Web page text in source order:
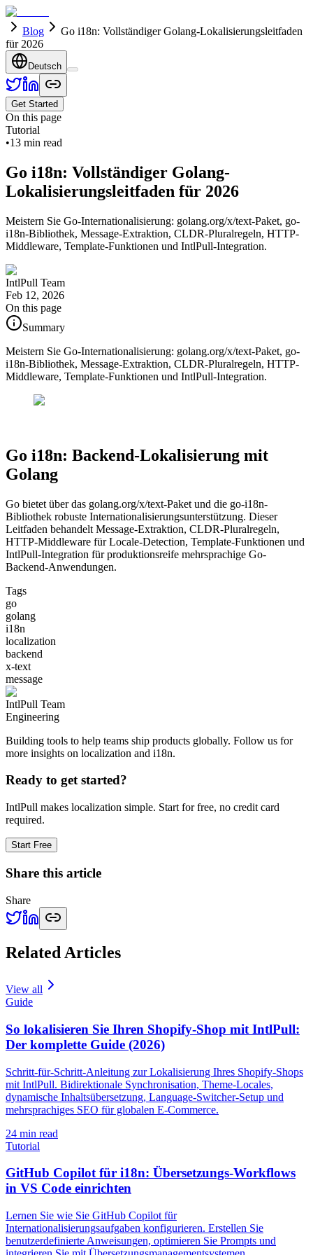
Blog
Go i18n: Vollständiger Golang-Lokalisierungsleitfaden
für 2026
Deutsch
Get Started
On this page
Tutorial
•13 min read
Go i18n: Vollständiger Golang-
Lokalisierungsleitfaden für 2026
Meistern Sie Go-Internationalisierung: golang.org/x/text-Paket, go-
i18n-Bibliothek, Message-Extraktion, CLDR-Pluralregeln, HTTP-
Middleware, Template-Funktionen und IntlPull-Integration.
IntlPull Team
Feb 12, 2026
On this page
Summary
Meistern Sie Go-Internationalisierung: golang.org/x/text-Paket, go-
i18n-Bibliothek, Message-Extraktion, CLDR-Pluralregeln, HTTP-
Middleware, Template-Funktionen und IntlPull-Integration.
Go i18n: Backend-Lokalisierung mit
Golang
Go bietet über das golang.org/x/text-Paket und die go-i18n-
Bibliothek robuste Internationalisierungsunterstützung. Dieser
Leitfaden behandelt Message-Extraktion, CLDR-Pluralregeln,
HTTP-Middleware für Locale-Detection, Template-Funktionen und
IntlPull-Integration für produktionsreife mehrsprachige Go-
Backend-Anwendungen.
Tags
go
golang
i18n
localization
backend
x-text
message
IntlPull Team
Engineering
Building tools to help teams ship products globally. Follow us for
more insights on localization and i18n.
Ready to get started?
IntlPull makes localization simple. Start for free, no credit card
required.
Start Free
Share this article
Share
Related Articles
View all
Guide
So lokalisieren Sie Ihren Shopify-Shop mit IntlPull:
Der komplette Guide (2026)
Schritt-für-Schritt-Anleitung zur Lokalisierung Ihres Shopify-Shops
mit IntlPull. Bidirektionale Synchronisation, Theme-Locales,
dynamische Inhaltsübersetzung, Language-Switcher-Setup und
mehrsprachiges SEO für globalen E-Commerce.
24 min read
Tutorial
GitHub Copilot für i18n: Übersetzungs-Workflows
in VS Code einrichten
Lernen Sie wie Sie GitHub Copilot für
Internationalisierungsaufgaben konfigurieren. Erstellen Sie
benutzerdefinierte Anweisungen, optimieren Sie Prompts und